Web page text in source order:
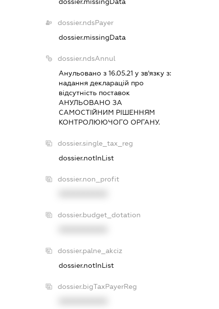
dossier.ndsPayer
dossier.missingData
dossier.ndsAnnul
Анульовано з 16.05.21 у зв'язку з:
надання декларацiй про
вiдсутнiсть поставок
АНУЛЬОВАНО ЗА
САМОСТIЙНИМ РIШЕННЯМ
КОНТРОЛЮЮЧОГО ОРГАНУ.
dossier.single_tax_reg
dossier.notInList
dossier.non_profit
dossier.budget_dotation
dossier.palne_akciz
dossier.notInList
dossier.bigTaxPayerReg